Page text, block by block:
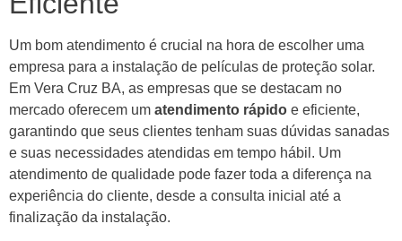
Um bom atendimento é crucial na hora de escolher uma
empresa para a instalação de películas de proteção solar.
Em Vera Cruz BA, as empresas que se destacam no
mercado oferecem um atendimento rápido e eficiente,
garantindo que seus clientes tenham suas dúvidas sanadas
e suas necessidades atendidas em tempo hábil. Um
atendimento de qualidade pode fazer toda a diferença na
experiência do cliente, desde a consulta inicial até a
finalização da instalação.